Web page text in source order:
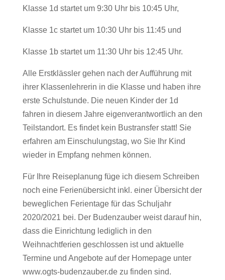
Klasse 1d startet um 9:30 Uhr bis 10:45 Uhr,
Klasse 1c startet um 10:30 Uhr bis 11:45 und
Klasse 1b startet um 11:30 Uhr bis 12:45 Uhr.
Alle Erstklässler gehen nach der Aufführung mit
ihrer Klassenlehrerin in die Klasse und haben ihre
erste Schulstunde. Die neuen Kinder der 1d
fahren in diesem Jahre eigenverantwortlich an den
Teilstandort. Es findet kein Bustransfer statt! Sie
erfahren am Einschulungstag, wo Sie Ihr Kind
wieder in Empfang nehmen können.
Für Ihre Reiseplanung füge ich diesem Schreiben
noch eine Ferienübersicht inkl. einer Übersicht der
beweglichen Ferientage für das Schuljahr
2020/2021 bei. Der Budenzauber weist darauf hin,
dass die Einrichtung lediglich in den
Weihnachtferien geschlossen ist und aktuelle
Termine und Angebote auf der Homepage unter
www.ogts-budenzauber.de zu finden sind.